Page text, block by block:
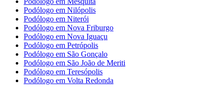
Podólogo em Nilópolis
Podólogo em Niterói
Podólogo em Nova Friburgo
Podólogo em Nova Iguaçu
Podólogo em Petrópolis
Podólogo em São Gonçalo
Podólogo em São João de Meriti
Podólogo em Teresópolis
Podólogo em Volta Redonda